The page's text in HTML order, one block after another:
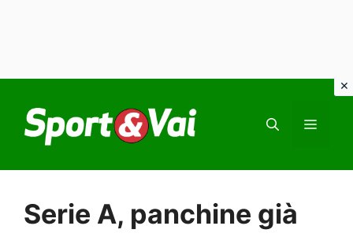
contenuto
Serie A, panchine già